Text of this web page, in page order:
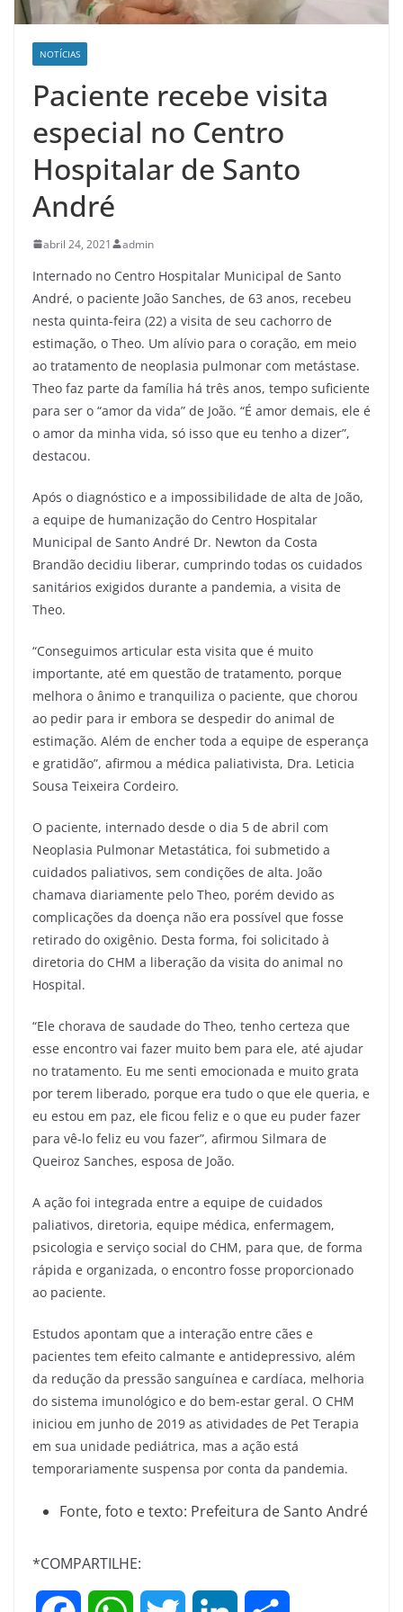
NOTÍCIAS
Paciente recebe visita
especial no Centro
Hospitalar de Santo
André
abril 24, 2021 admin
Internado no Centro Hospitalar Municipal de Santo
André, o paciente João Sanches, de 63 anos, recebeu
nesta quinta-feira (22) a visita de seu cachorro de
estimação, o Theo. Um alívio para o coração, em meio
ao tratamento de neoplasia pulmonar com metástase.
Theo faz parte da família há três anos, tempo suficiente
para ser o “amor da vida” de João. “É amor demais, ele é
o amor da minha vida, só isso que eu tenho a dizer”,
destacou.
Após o diagnóstico e a impossibilidade de alta de João,
a equipe de humanização do Centro Hospitalar
Municipal de Santo André Dr. Newton da Costa
Brandão decidiu liberar, cumprindo todas os cuidados
sanitários exigidos durante a pandemia, a visita de
Theo.
“Conseguimos articular esta visita que é muito
importante, até em questão de tratamento, porque
melhora o ânimo e tranquiliza o paciente, que chorou
ao pedir para ir embora se despedir do animal de
estimação. Além de encher toda a equipe de esperança
e gratidão”, afirmou a médica paliativista, Dra. Leticia
Sousa Teixeira Cordeiro.
O paciente, internado desde o dia 5 de abril com
Neoplasia Pulmonar Metastática, foi submetido a
cuidados paliativos, sem condições de alta. João
chamava diariamente pelo Theo, porém devido as
complicações da doença não era possível que fosse
retirado do oxigênio. Desta forma, foi solicitado à
diretoria do CHM a liberação da visita do animal no
Hospital.
“Ele chorava de saudade do Theo, tenho certeza que
esse encontro vai fazer muito bem para ele, até ajudar
no tratamento. Eu me senti emocionada e muito grata
por terem liberado, porque era tudo o que ele queria, e
eu estou em paz, ele ficou feliz e o que eu puder fazer
para vê-lo feliz eu vou fazer”, afirmou Silmara de
Queiroz Sanches, esposa de João.
A ação foi integrada entre a equipe de cuidados
paliativos, diretoria, equipe médica, enfermagem,
psicologia e serviço social do CHM, para que, de forma
rápida e organizada, o encontro fosse proporcionado
ao paciente.
Estudos apontam que a interação entre cães e
pacientes tem efeito calmante e antidepressivo, além
da redução da pressão sanguínea e cardíaca, melhoria
do sistema imunológico e do bem-estar geral. O CHM
iniciou em junho de 2019 as atividades de Pet Terapia
em sua unidade pediátrica, mas a ação está
temporariamente suspensa por conta da pandemia.
Fonte, foto e texto: Prefeitura de Santo André
*COMPARTILHE: